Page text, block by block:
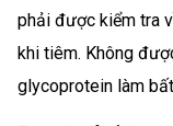
phải được kiểm tra
khi tiêm. Không
glycoprotein làm